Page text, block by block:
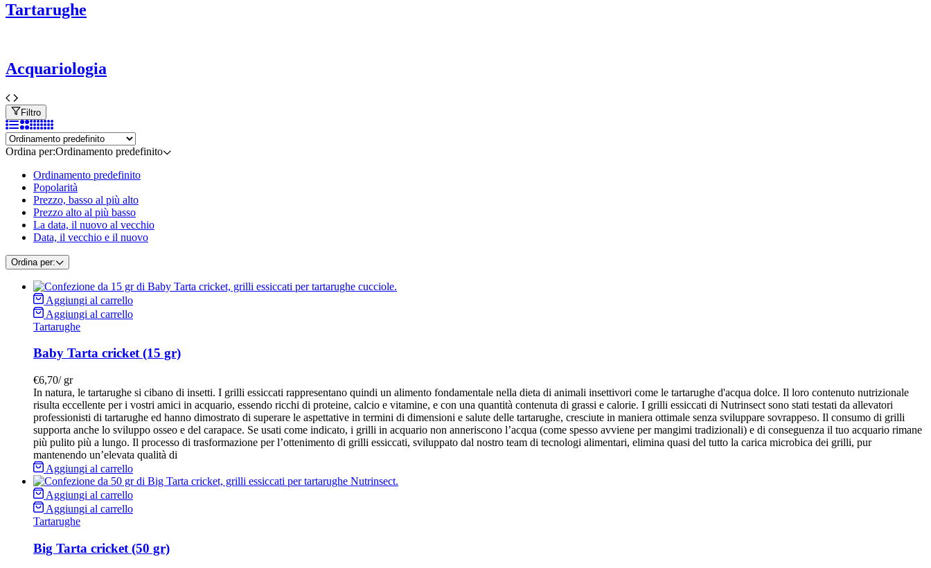
Tartarughe
Acquariologia
Filtro
Ordina per:Ordinamento predefinito
Ordinamento predefinito
Popolarità
Prezzo, basso al più alto
Prezzo alto al più basso
La data, il nuovo al vecchio
Data, il vecchio e il nuovo
Ordina per:
Aggiungi al carrello
Aggiungi al carrello
Tartarughe
Baby Tarta cricket (15 gr)
€6,70/gr
In natura, le tartarughe si cibano di insetti. I grilli essiccati rappresentano quindi un alimento fondamentale nella dieta di animali insettivori come le tartarughe d'acqua dolce. Il loro contenuto nutrizionale
risulta eccellente per i vostri amici in acquario, essendo ricchi di proteine, calcio e vitamine, e con una quantità contenuta di grassi e calorie. I grilli essiccati di Nutrinsect sono stati testati da allevatori
professionisti di tartarughe ed hanno dimostrato di superare le aspettative in termini di dimensioni e salute delle tartarughe, cresciute in maniera ottimale senza sviluppare sovrappeso. Il consumo di grilli
supporta anche lo sviluppo osseo e del carapace. Se usati come indicato, i grilli in acquario non anneriscono l’acqua (come spesso avviene per mangimi tradizionali) e di conseguenza il tuo acquario rimane
più pulito più a lungo. Il processo di trasformazione per l’ottenimento di grilli essiccati, sviluppato dal nostro team di tecnologi alimentari, elimina quasi del tutto la carica microbica dei grilli, pur
mantenendo un’elevata qualità di
Aggiungi al carrello
Aggiungi al carrello
Aggiungi al carrello
Tartarughe
Big Tarta cricket (50 gr)